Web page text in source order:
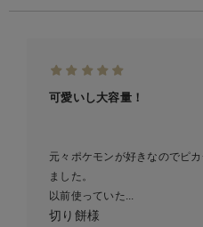
可愛いし大容量！
元々ポケモンが好きなのでピ
ました。
以前使っていた...
切り餅様